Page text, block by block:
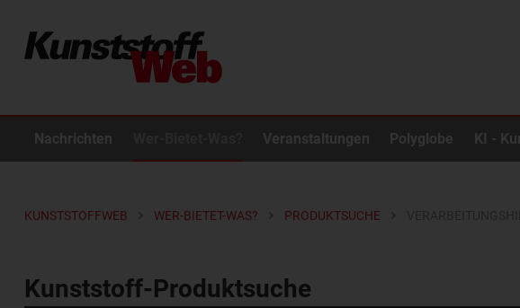
Nachrichten Veranstaltungen Polyglobe KI -
KUNSTSTOFFWEB WER-BIETET-WAS? PRODUKTSUCHE
Kunststoff-Produktsuche